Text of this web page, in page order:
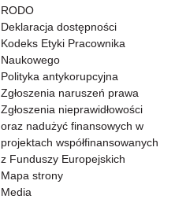
RODO
Deklaracja dostępności
Kodeks Etyki Pracownika
Naukowego
Polityka antykorupcyjna
Zgłoszenia naruszeń prawa
Zgłoszenia nieprawidłowości
oraz nadużyć finansowych w
projektach współfinansowanych
z Funduszy Europejskich
Mapa strony
Media